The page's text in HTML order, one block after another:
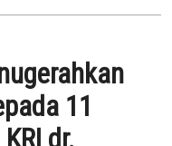
11
dr.